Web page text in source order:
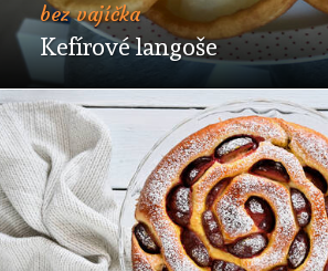
bez vajíčka
Kefírové langoše